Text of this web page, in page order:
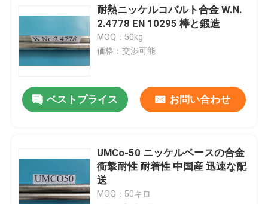
品質管理
ニュース
引金 を 求め て ください
耐熱ニッケルコバルト合金 W.N.
2.4778 EN 10295 棒と鍛造
MOQ：50kg
価格：交渉可能
ベストプライス お問い合わせ
UMCo-50 ニッケルベースの合金
衝撃耐性 耐着性 中国産 迅速な配
送
MOQ：50キロ